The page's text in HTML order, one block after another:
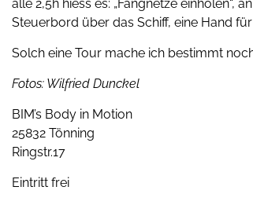
alle 2,5h hiess es: „Fangnetze einholen“,
Steuerbord über das Schiff, eine Hand
Solch eine Tour mache ich bestimmt
Fotos: Wilfried Dunckel
BIM’s Body in Motion
25832 Tönning
Ringstr.17
Eintritt frei